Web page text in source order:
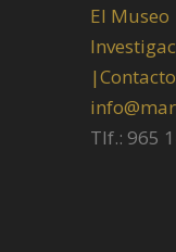
El Museo
|
Tlf.: 965